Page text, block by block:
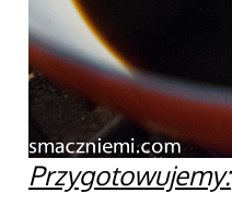
Przygotowujemy: